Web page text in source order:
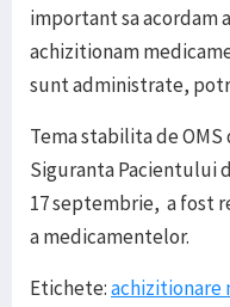
important sa
achizitionam
sunt administrate,
Tema stabilita de
Siguranta Pacientului
17 septembrie, a fost
a medicamentelor.
Etichete:achizitionare